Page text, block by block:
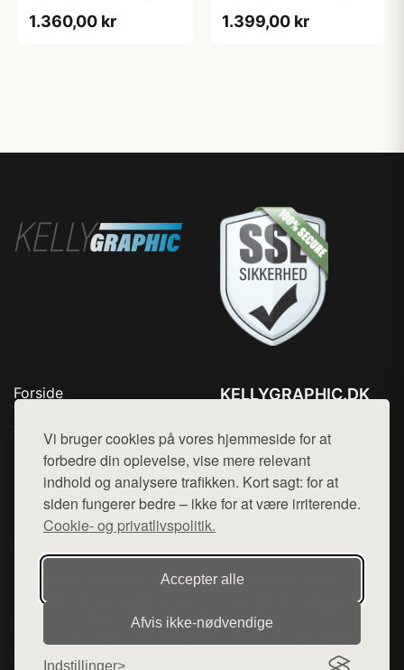
Vi bruger cookies på vores hjemmeside for at
forbedre din oplevelse, vise mere relevant
indhold og analysere trafikken. Kort sagt: for at
siden fungerer bedre – ikke for at være irriterende.
Cookie- og privatlivspolitik.
Accepter alle
Afvis ikke‑nødvendige
Indstillinger
1.360,00 kr 1.399,00 kr
Forside
Top Rabatter
Blog
Kontakt
KELLYGRAPHIC.DK
Mail: hej@want.dk
Cookie- og privatlivspolitik
Denne side er en del af want.dk, der udgiver en række
hjemmesider med præsentation af forskellige produkter fra
diverse webshops. Der sælges ikke varer fra denne side - vi
varerne på lager.